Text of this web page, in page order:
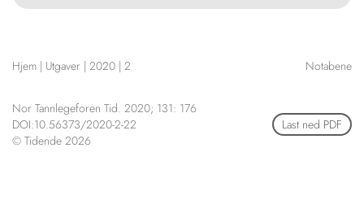
Tidligere utgaver
HENVISNINGER
KURSKALENDER
STILLINGER
KJØP & SALG
Scientific articles
Publication and media
Hjem | Utgaver | 2020 | 2 Notabene
Nor Tannlegeforen Tid. 2020; 131: 176
DOI:10.56373/2020-2-22
© Tidende 2026
Last ned PDF